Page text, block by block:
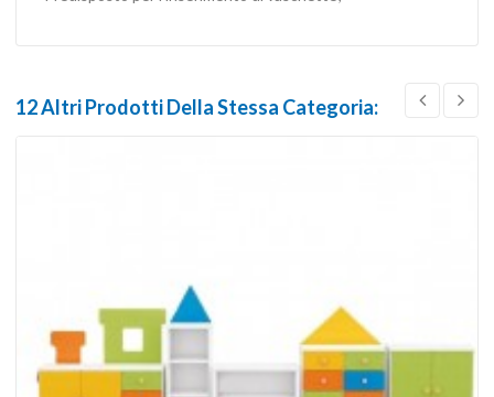
12 Altri Prodotti Della Stessa Categoria: